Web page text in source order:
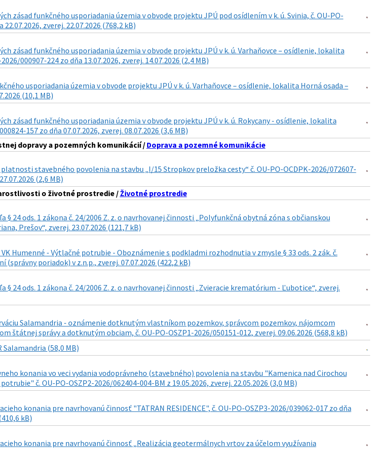
zásad funkčného usporiadania územia v obvode projektu JPÚ pod osídlením v k. ú. Svinia, č. OU-PO-
zverej. 22.07.2026 (768,2 kB)
zásad funkčného usporiadania územia v obvode projektu JPÚ v k. ú. Varhaňovce – osídlenie, lokalita
000907-224 zo dňa 13.07.2026, zverej. 14.07.2026 (2,4 MB)
usporiadania územia v obvode projektu JPÚ v k. ú. Varhaňovce – osídlenie, lokalita Horná osada –
(10,1 MB)
zásad funkčného usporiadania územia v obvode projektu JPÚ v k. ú. Rokycany - osídlenie, lokalita
157 zo dňa 07.07.2026, zverej. 08.07.2026 (3,6 MB)
dopravy a pozemných komunikácií / Doprava a pozemné komunikácie
stavebného povolenia na stavbu „I/15 Stropkov preložka cesty“ č. OU-PO-OCDPK-2026/072607-
(2,6 MB)
o životné prostredie / Životné prostredie
24 ods. 1 zákona č. 24/2006 Z. z. o navrhovanej činnosti „Polyfunkčná obytná zóna s občianskou
Prešov“, zverej. 23.07.2026 (121,7 kB)
VK Humenné - Výtlačné potrubie - Oboznámenie s podkladmi rozhodnutia v zmysle § 33 ods. 2 zák. č.
(správny poriadok) v z.n.p., zverej. 07.07.2026 (422,2 kB)
24 ods. 1 zákona č. 24/2006 Z. z. o navrhovanej činnosti „Zvieracie krematórium - Ľubotice“, zverej.
Salamandria - oznámenie dotknutým vlastníkom pozemkov, správcom pozemkov, nájomcom
štátnej správy a dotknutým obciam, č. OU-PO-OSZP1-2026/050151-012, zverej. 09.06.2026 (568,8 kB)
(58,0 MB)
konania vo veci vydania vodoprávneho (stavebného) povolenia na stavbu "Kamenica nad Cirochou
č. OU-PO-OSZP2-2026/062404-004-BM z 19.05.2026, zverej. 22.05.2026 (3,0 MB)
konania pre navrhovanú činnosť "TATRAN RESIDENCE", č. OU-PO-OSZP3-2026/039062-017 zo dňa
kB)
konania pre navrhovanú činnosť „Realizácia geotermálnych vrtov za účelom využívania